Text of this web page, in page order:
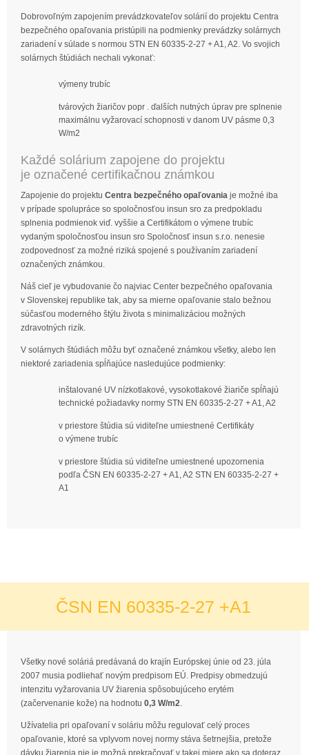
Dobrovoľným zapojením prevádzkovateľov solárií do projektu Centra
bezpečného opaľovania pristúpili na podmienky prevádzky solárnych
zariadení v súlade s normou STN EN 60335-2-27 + A1, A2. Vo svojich
solárnych štúdiách nechali vykonať:
výmeny trubíc
tvárových žiaričov popr . ďalších nutných úprav pre splnenie
maximálnu vyžarovací schopnosti v danom UV pásme 0,3
W/m2
Každé solárium zapojene do projektu
je označené certifikačnou známkou
Zapojenie do projektu Centra bezpečného opaľovania je možné iba
v prípade spolupráce so spoločnosťou insun sro za predpokladu
splnenia podmienok viď. vyššie a Certifikátom o výmene trubíc
vydaným spoločnosťou insun sro Spoločnosť insun s.r.o. nenesie
zodpovednosť za možné riziká spojené s používaním zariadení
označených známkou.
Náš cieľ je vybudovanie čo najviac Center bezpečného opaľovania
v Slovenskej republike tak, aby sa mierne opaľovanie stalo bežnou
súčasťou moderného štýlu života s minimalizáciou možných
zdravotných rizík.
V solárnych štúdiách môžu byť označené známkou všetky, alebo len
niektoré zariadenia spĺňajúce nasledujúce podmienky:
inštalované UV nízkotlakové, vysokotlakové žiariče spĺňajú
technické požiadavky normy STN EN 60335-2-27 + A1, A2
v priestore štúdia sú viditeľne umiestnené Certifikáty
o výmene trubíc
v priestore štúdia sú viditeľne umiestnené upozornenia
podľa ČSN EN 60335-2-27 + A1, A2 STN EN 60335-2-27 +
A1
ČSN EN 60335-2-27 +A1
Všetky nové soláriá predávaná do krajín Európskej únie od 23. júla
2007 musia podliehať novým predpisom EÚ. Predpisy obmedzujú
intenzitu vyžarovania UV žiarenia spôsobujúceho erytém
(začervenanie kože) na hodnotu 0,3 W/m2.
Užívatelia pri opaľovaní v soláriu môžu regulovať celý proces
opaľovanie, ktoré sa vplyvom novej normy stáva šetrnejšia, pretože
dávku žiarenia nie je možná prekračovať v takej miere ako sa doteraz